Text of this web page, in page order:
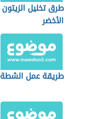
طرق تخليل الزيتون
الأخضر
طريقة عمل الشطة